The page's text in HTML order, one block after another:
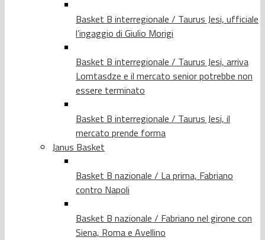
Basket B interregionale / Taurus Jesi, ufficiale
l’ingaggio di Giulio Morigi
Basket B interregionale / Taurus Jesi, arriva
Lomtasdze e il mercato senior potrebbe non
essere terminato
Basket B interregionale / Taurus Jesi, il
mercato prende forma
Janus Basket
Basket B nazionale / La prima, Fabriano
contro Napoli
Basket B nazionale / Fabriano nel girone con
Siena, Roma e Avellino